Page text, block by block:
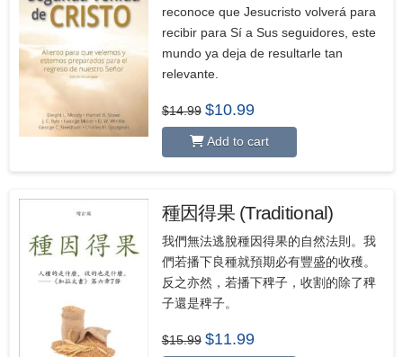
reconoce que Jesucristo volverá para
recibir para Sí a Sus seguidores, este
mundo ya deja de resultarle tan
relevante.
$14.99 Original
price
was:
$14.99.
$10.99Current
is:
$10.99.
Add to cart
種因得果 (Traditional)
我們無法逃脫種因得果的自然法則。我
們若播下良種就預期必有豐盛的收穫。
反之亦然，若播下稗子，收割的除了稗
子還是稗子。
$15.99 Original
price
$11.99Current